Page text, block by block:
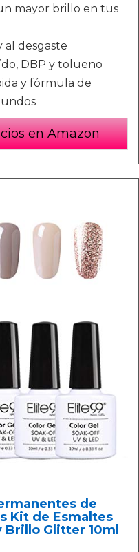
mayor brillo en tus
al desgaste
DBP y tolueno
y fórmula de
en Amazon
de
Kit de Esmaltes
Brillo Glitter 10ml